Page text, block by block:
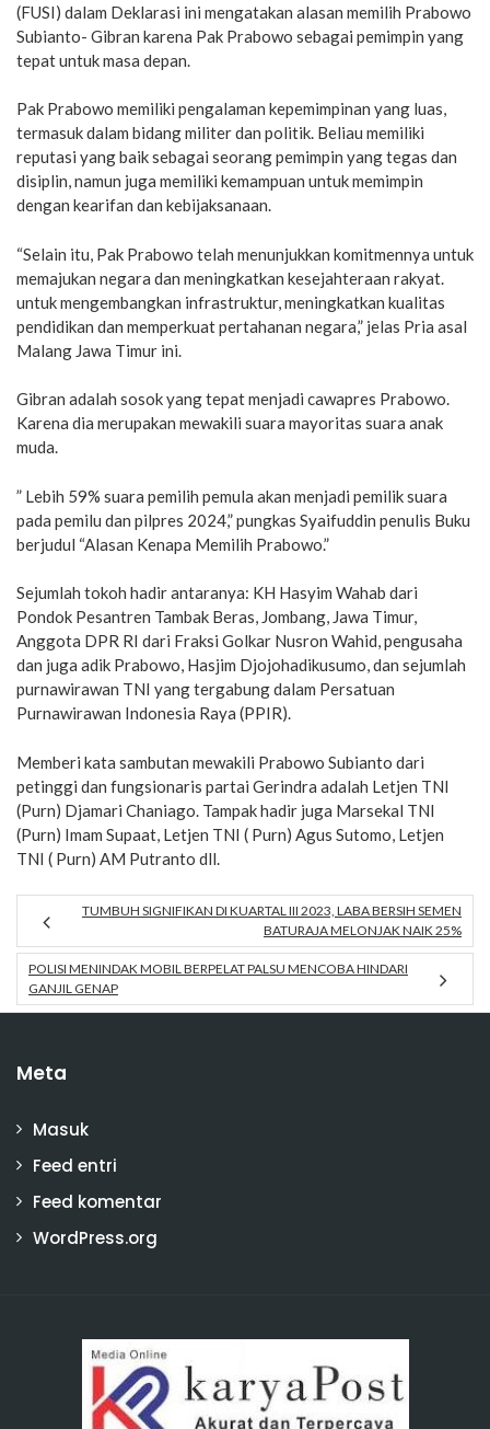
(FUSI) dalam Deklarasi ini mengatakan alasan memilih Prabowo
Subianto- Gibran karena Pak Prabowo sebagai pemimpin yang
tepat untuk masa depan.
Pak Prabowo memiliki pengalaman kepemimpinan yang luas,
termasuk dalam bidang militer dan politik. Beliau memiliki
reputasi yang baik sebagai seorang pemimpin yang tegas dan
disiplin, namun juga memiliki kemampuan untuk memimpin
dengan kearifan dan kebijaksanaan.
“Selain itu, Pak Prabowo telah menunjukkan komitmennya untuk
memajukan negara dan meningkatkan kesejahteraan rakyat.
untuk mengembangkan infrastruktur, meningkatkan kualitas
pendidikan dan memperkuat pertahanan negara,” jelas Pria asal
Malang Jawa Timur ini.
Gibran adalah sosok yang tepat menjadi cawapres Prabowo.
Karena dia merupakan mewakili suara mayoritas suara anak
muda.
” Lebih 59% suara pemilih pemula akan menjadi pemilik suara
pada pemilu dan pilpres 2024,” pungkas Syaifuddin penulis Buku
berjudul “Alasan Kenapa Memilih Prabowo.”
Sejumlah tokoh hadir antaranya: KH Hasyim Wahab dari
Pondok Pesantren Tambak Beras, Jombang, Jawa Timur,
Anggota DPR RI dari Fraksi Golkar Nusron Wahid, pengusaha
dan juga adik Prabowo, Hasjim Djojohadikusumo, dan sejumlah
purnawirawan TNI yang tergabung dalam Persatuan
Purnawirawan Indonesia Raya (PPIR).
Memberi kata sambutan mewakili Prabowo Subianto dari
petinggi dan fungsionaris partai Gerindra adalah Letjen TNI
(Purn) Djamari Chaniago. Tampak hadir juga Marsekal TNI
(Purn) Imam Supaat, Letjen TNI ( Purn) Agus Sutomo, Letjen
TNI ( Purn) AM Putranto dll.
TUMBUH SIGNIFIKAN DI KUARTAL III 2023, LABA BERSIH SEMEN
BATURAJA MELONJAK NAIK 25%
POLISI MENINDAK MOBIL BERPELAT PALSU MENCOBA HINDARI
GANJIL GENAP
Meta
Masuk
Feed entri
Feed komentar
WordPress.org